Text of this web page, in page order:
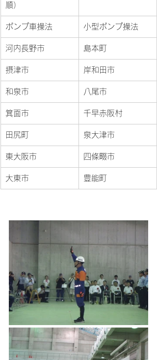
順）
ポンプ車操法 小型ポンプ操法
河内長野市 島本町
摂津市 岸和田市
和泉市 八尾市
箕面市 千早赤阪村
田尻町 泉大津市
東大阪市 四條畷市
大東市 豊能町